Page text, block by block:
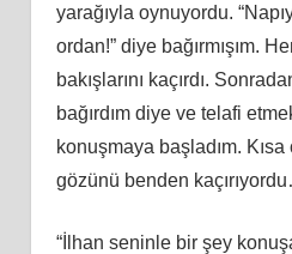
yarağıyla oynuyordu.
ordan!” diye bağırmışım.
bakışlarını kaçırdı.
bağırdım diye ve telafi
konuşmaya başladım.
gözünü benden
“İlhan seninle bir şey